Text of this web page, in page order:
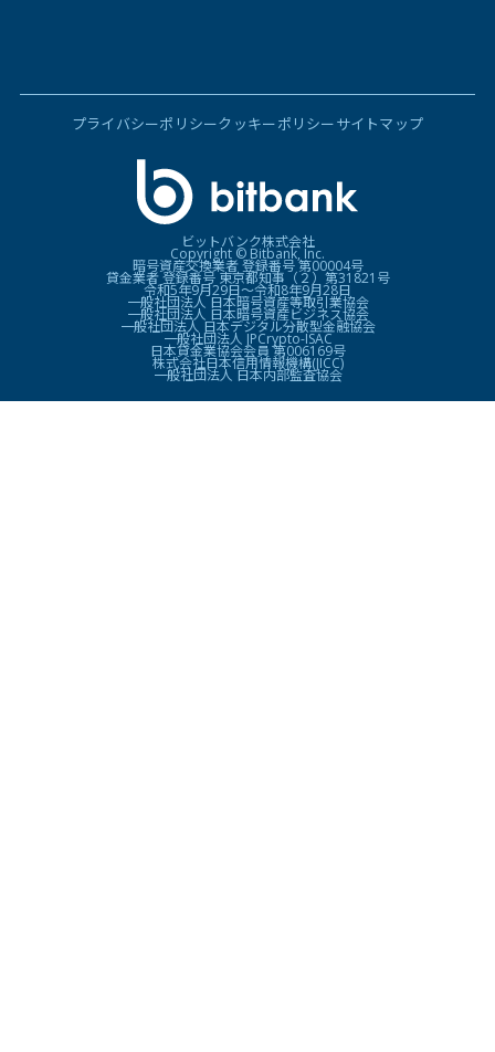
プライバシーポリシークッキーポリシーサイトマップ
ビットバンク株式会社
Copyright © Bitbank, Inc.
暗号資産交換業者 登録番号 第00004号
貸金業者 登録番号 東京都知事（２）第31821号
令和5年9月29日〜令和8年9月28日
一般社団法人 日本暗号資産等取引業協会
一般社団法人 日本暗号資産ビジネス協会
一般社団法人 日本デジタル分散型金融協会
一般社団法人 JPCrypto-ISAC
日本貸金業協会会員 第006169号
株式会社日本信用情報機構(JICC)
一般社団法人 日本内部監査協会